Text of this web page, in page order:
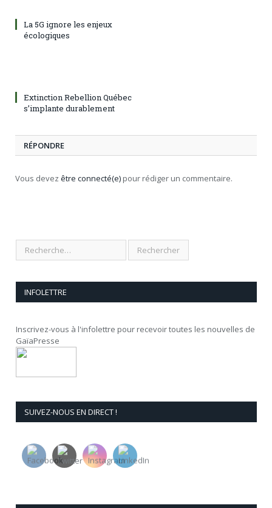
La 5G ignore les enjeux
écologiques
Extinction Rebellion Québec
s’implante durablement
RÉPONDRE
Vous devez être connecté(e) pour rédiger un commentaire.
INFOLETTRE
Inscrivez-vous à l'infolettre pour recevoir toutes les nouvelles de
GaïaPresse
SUIVEZ-NOUS EN DIRECT !